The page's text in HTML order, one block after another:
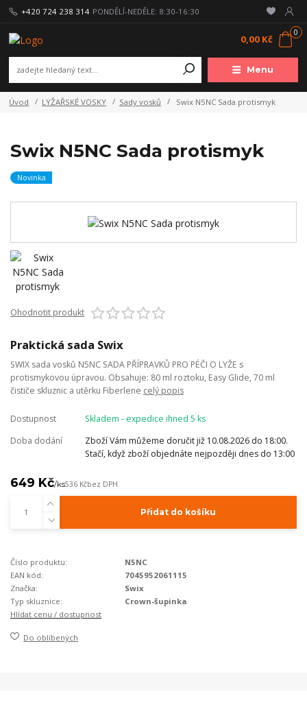
Menu
+420 724 238 314 PONDĚLÍ-NEDĚLE: 8:30-16:30
0
0,00 Kč
Úvod LYŽAŘSKÉ VOSKY Sady vosků Swix N5NC Sada protismyk
Swix N5NC Sada protismyk
Novinka
Ohodnotit produkt
Praktická sada Swix
SWIX sada vosků N5NC SADA PŘÍPRAVKŮ PRO PÉČI O LYŽE s
protismykovou úpravou. Obsahuje: 80 ml roztoku, Easy Glide, 70 ml
čističe skluznic a utěrku Fiberlene celý popis
Dostupnost
Skladem - expedice ihned 5 ks
Doba dodání
Zboží Vám můžeme doručit již 10.08.2026 do 18:00.
Stačí, když zboží objednáte nejpozději dnes do 13:00
649 Kč/ks536 Kčbez DPH
Přidat do košíku
Číslo produktu:
N5NC
EAN kód:
7045952061115
Značka:
Swix
Typ skluznice:
Crown-šupinka
Hlídat cenu / dostupnost
Do oblíbených